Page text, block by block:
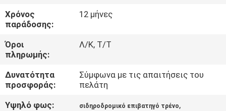
ΜΑΣ
ΕΛΆΤΕ
ΣΕ
ΕΠΑΦΉ
ΜΕ
Χρόνος
παράδοσης:
12 μήνες
Όροι
πληρωμής:
Λ/Κ, Τ/Τ
Δυνατότητα
προσφοράς:
Σύμφωνα με τις απαιτήσεις του
πελάτη
Υψηλό φως:
σιδηροδρομικό επιβατηγό τρένο,